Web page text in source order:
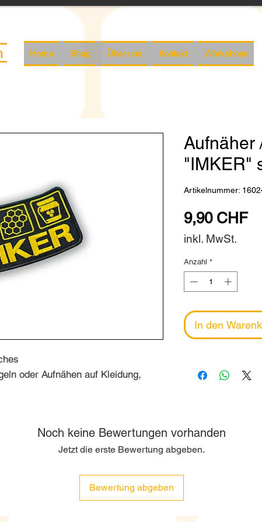
Home Shop Über uns Kontakt Workshops
oder Aufnähen auf Kleidung,
Aufnäher
"IMKER"
Artikelnummer:
9,90 CHF
inkl. MwSt.
Anzahl *
In den
Noch keine Bewertungen vorhanden
Jetzt die erste Bewertung abgeben.
Bewertung abgeben